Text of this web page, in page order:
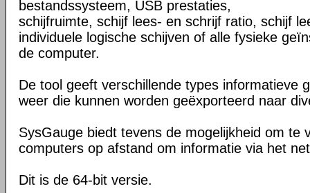
bestandssysteem, USB prestaties,
schijfruimte, schijf lees- en schrijf ratio, schijf
individuele logische schijven of alle fysieke
de computer.
De tool geeft verschillende types informatieve
weer die kunnen worden geëxporteerd naar
SysGauge biedt tevens de mogelijkheid om te
computers op afstand om informatie via het
Dit is de 64-bit versie.